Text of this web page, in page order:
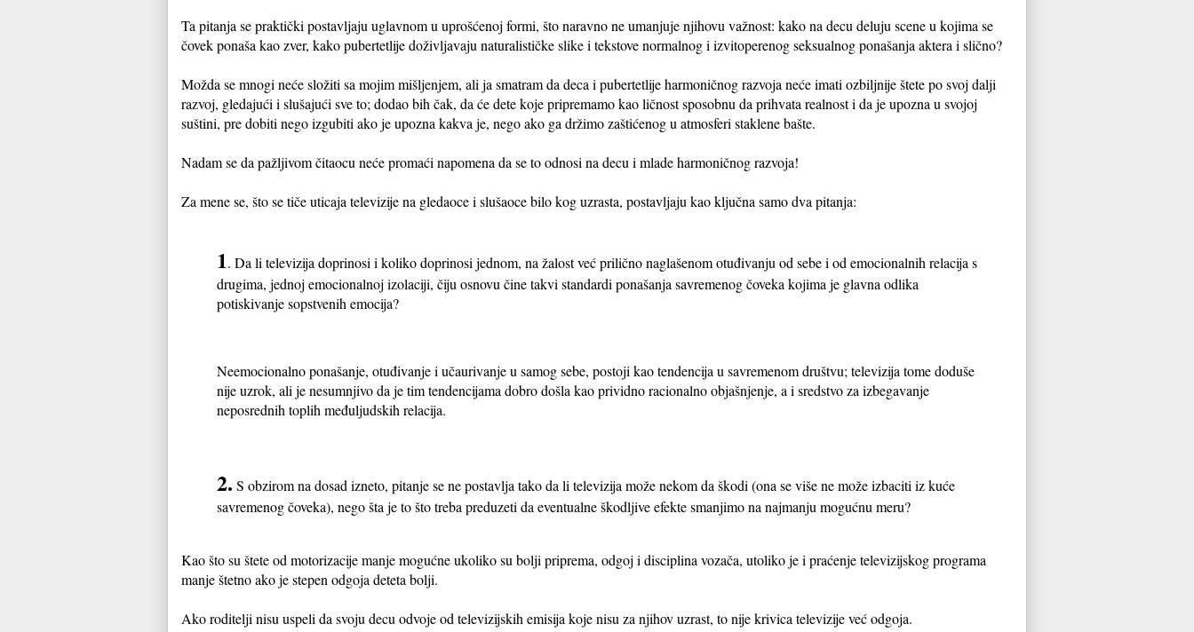
Ta pitanja se praktički postavljaju uglavnom u uprošćenoj formi, što naravno ne umanjuje njihovu važnost: kako na decu deluju scene u kojima se
čovek ponaša kao zver, kako pubertetlije doživljavaju naturalističke slike i tekstove normalnog i izvitoperenog seksualnog ponašanja aktera i slično?
Možda se mnogi neće složiti sa mojim mišljenjem, ali ja smatram da deca i pubertetlije harmoničnog razvoja neće imati ozbiljnije štete po svoj dalji
razvoj, gledajući i slušajući sve to; dodao bih čak, da će dete koje pripremamo kao ličnost sposobnu da prihvata realnost i da je upozna u svojoj
suštini, pre dobiti nego izgubiti ako je upozna kakva je, nego ako ga držimo zaštićenog u atmosferi staklene bašte.
Nadam se da pažljivom čitaocu neće promaći napomena da se to odnosi na decu i mlade harmoničnog razvoja!
Za mene se, što se tiče uticaja televizije na gledaoce i slušaoce bilo kog uzrasta, postavljaju kao ključna samo dva pitanja:
1. Da li televizija doprinosi i koliko doprinosi jednom, na žalost već prilično naglašenom otuđivanju od sebe i od emocionalnih relacija s
drugima, jednoj emocionalnoj izolaciji, čiju osnovu čine takvi standardi ponašanja savremenog čoveka kojima je glavna odlika
potiskivanje sopstvenih emocija?
Neemocionalno ponašanje, otuđivanje i učaurivanje u samog sebe, postoji kao tendencija u savremenom društvu; televizija tome doduše
nije uzrok, ali je nesumnjivo da je tim tendencijama dobro došla kao prividno racionalno objašnjenje, a i sredstvo za izbegavanje
neposrednih toplih međuljudskih relacija.
2. S obzirom na dosad izneto, pitanje se ne postavlja tako da li televizija može nekom da škodi (ona se više ne može izbaciti iz kuće
savremenog čoveka), nego šta je to što treba preduzeti da eventualne škodljive efekte smanjimo na najmanju mogućnu meru?
Kao što su štete od motorizacije manje mogućne ukoliko su bolji priprema, odgoj i disciplina vozača, utoliko je i praćenje televizijskog programa
manje štetno ako je stepen odgoja deteta bolji.
Ako roditelji nisu uspeli da svoju decu odvoje od televizijskih emisija koje nisu za njihov uzrast, to nije krivica televizije već odgoja.